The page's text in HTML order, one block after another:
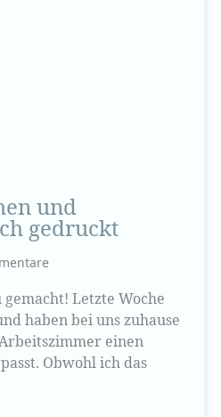
und
gedruckt
Letzte Woche
haben bei uns zuhause
einen
Obwohl ich das